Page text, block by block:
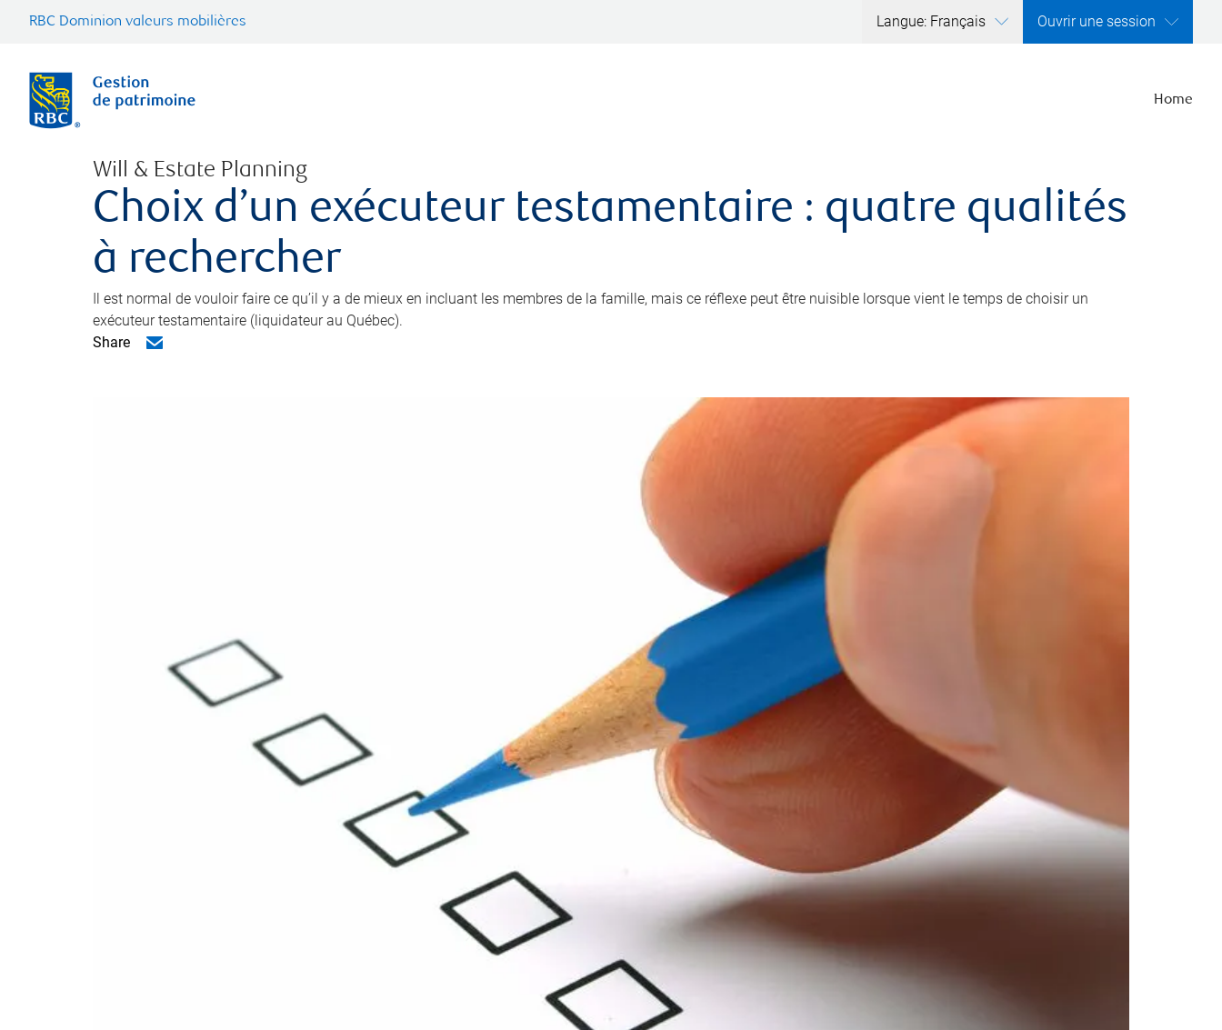
RBC Dominion valeurs mobilières Langue: Français Ouvrir une session
Home
Will & Estate Planning
Choix d’un exécuteur testamentaire : quatre qualités
à rechercher
Il est normal de vouloir faire ce qu’il y a de mieux en incluant les membres de la famille, mais ce réflexe peut être nuisible lorsque vient le temps de choisir un
exécuteur testamentaire (liquidateur au Québec).
Share